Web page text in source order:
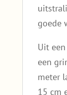
goede
Uit
een
meter
15 cm